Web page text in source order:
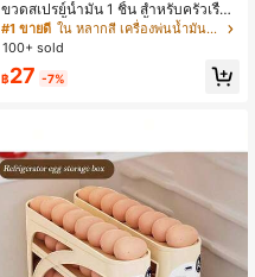
ขวดสเปรย์น้ำมัน 1 ชิ้น สำหรับครัวเรือน
บาร์บีคิว น้ำมันมะกอก น้ำมันปรุงอาหา
ร สเปรย์ละออง ลดไขมัน อุปกรณ์สเปรย์
ลางแจ้ง การทำอาหาร อุปกรณ์ครัว หม้
#1 ขายดี
ใน หลากสี เครื่องพ่นน้ำมันและถังเก็บน้ำมัน
100+ sold
฿27 -7%